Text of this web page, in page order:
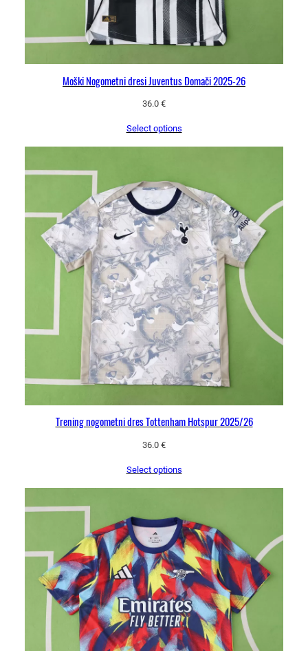
Moški Nogometni dresi Juventus Domači 2025-26
36.0 €
Select options
Trening nogometni dres Tottenham Hotspur 2025/26
36.0 €
Select options